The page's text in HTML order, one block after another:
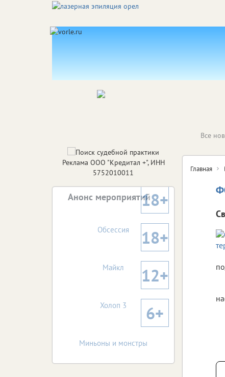
Все
Главная
Реклама ООО "Кредитал +", ИНН
5752010011
Анонс мероприятий18+
Обсессия 18+
Майкл 12+
Холоп 3 6+
Миньоны и монстры